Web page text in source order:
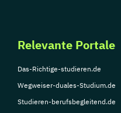
Relevante Portale
Das-Richtige-studieren.de
Wegweiser-duales-Studium.de
Studieren-berufsbegleitend.de